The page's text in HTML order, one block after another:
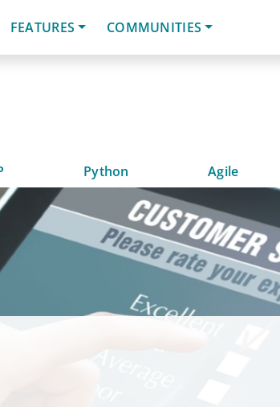
FEATURES COMMUNITIES
Python Agile